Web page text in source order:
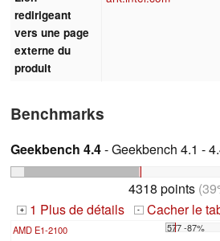
redirigeant
vers une page
externe du
produit
Benchmarks
Geekbench 4.4- Geekbench 4.1 -
4318 points
+ 1 Plus de détails - Cacher le
AMD E1-2100 577 -87%